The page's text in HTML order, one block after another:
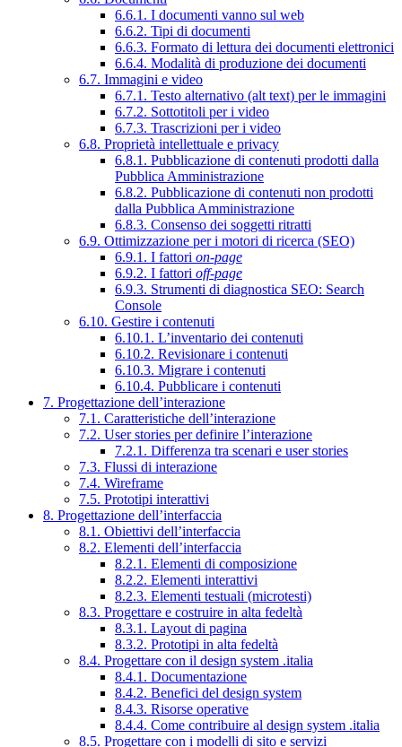
6.6.1. I documenti vanno sul web
6.6.2. Tipi di documenti
6.6.3. Formato di lettura dei documenti elettronici
6.6.4. Modalità di produzione dei documenti
6.7. Immagini e video
6.7.1. Testo alternativo (alt text) per le immagini
6.7.2. Sottotitoli per i video
6.7.3. Trascrizioni per i video
6.8. Proprietà intellettuale e privacy
6.8.1. Pubblicazione di contenuti prodotti dalla
Pubblica Amministrazione
6.8.2. Pubblicazione di contenuti non prodotti
dalla Pubblica Amministrazione
6.8.3. Consenso dei soggetti ritratti
6.9. Ottimizzazione per i motori di ricerca (SEO)
6.9.1. I fattori on-page
6.9.2. I fattori off-page
6.9.3. Strumenti di diagnostica SEO: Search
Console
6.10. Gestire i contenuti
6.10.1. L’inventario dei contenuti
6.10.2. Revisionare i contenuti
6.10.3. Migrare i contenuti
6.10.4. Pubblicare i contenuti
7. Progettazione dell’interazione
7.1. Caratteristiche dell’interazione
7.2. User stories per definire l’interazione
7.2.1. Differenza tra scenari e user stories
7.3. Flussi di interazione
7.4. Wireframe
7.5. Prototipi interattivi
8. Progettazione dell’interfaccia
8.1. Obiettivi dell’interfaccia
8.2. Elementi dell’interfaccia
8.2.1. Elementi di composizione
8.2.2. Elementi interattivi
8.2.3. Elementi testuali (microtesti)
8.3. Progettare e costruire in alta fedeltà
8.3.1. Layout di pagina
8.3.2. Prototipi in alta fedeltà
8.4. Progettare con il design system .italia
8.4.1. Documentazione
8.4.2. Benefici del design system
8.4.3. Risorse operative
8.4.4. Come contribuire al design system .italia
8.5. Progettare con i modelli di sito e servizi